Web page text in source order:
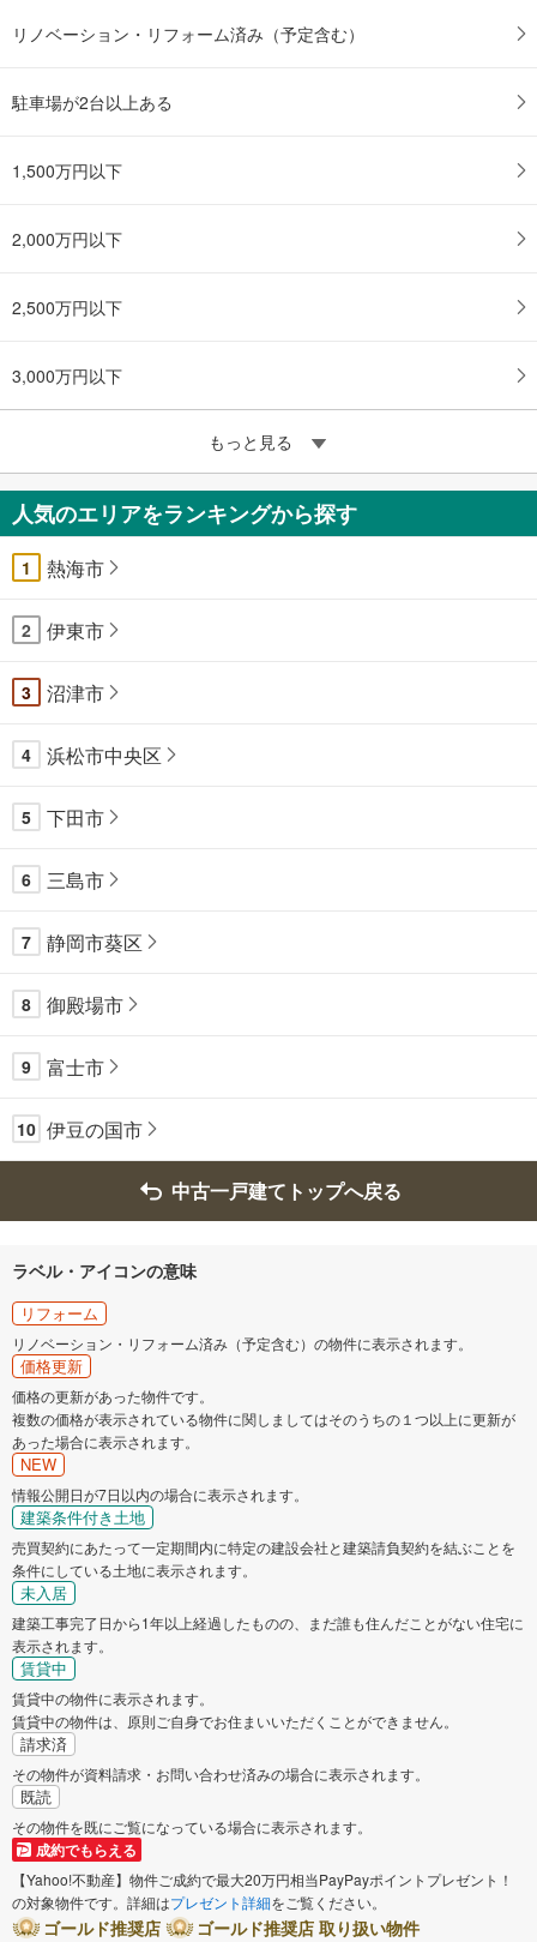
リノベーション・リフォーム済み（予定含む）
駐車場が2台以上ある
1,500万円以下
2,000万円以下
2,500万円以下
3,000万円以下
もっと見る
人気のエリアをランキングから探す
1 熱海市
2 伊東市
3 沼津市
4 浜松市中央区
5 下田市
6 三島市
7 静岡市葵区
8 御殿場市
9 富士市
10 伊豆の国市
中古一戸建てトップへ戻る
ラベル・アイコンの意味
リフォーム
リノベーション・リフォーム済み（予定含む）の物件に表示されます。
価格更新
価格の更新があった物件です。
複数の価格が表示されている物件に関しましてはそのうちの１つ以上に更新が
あった場合に表示されます。
NEW
情報公開日が7日以内の場合に表示されます。
建築条件付き土地
売買契約にあたって一定期間内に特定の建設会社と建築請負契約を結ぶことを
条件にしている土地に表示されます。
未入居
建築工事完了日から1年以上経過したものの、まだ誰も住んだことがない住宅に
表示されます。
賃貸中
賃貸中の物件に表示されます。
賃貸中の物件は、原則ご自身でお住まいいただくことができません。
請求済
その物件が資料請求・お問い合わせ済みの場合に表示されます。
既読
その物件を既にご覧になっている場合に表示されます。
成約でもらえる
【Yahoo!不動産】物件ご成約で最大20万円相当PayPayポイントプレゼント！
の対象物件です。詳細はプレゼント詳細をご覧ください。
ゴールド推奨店
ゴールド推奨店 取り扱い物件